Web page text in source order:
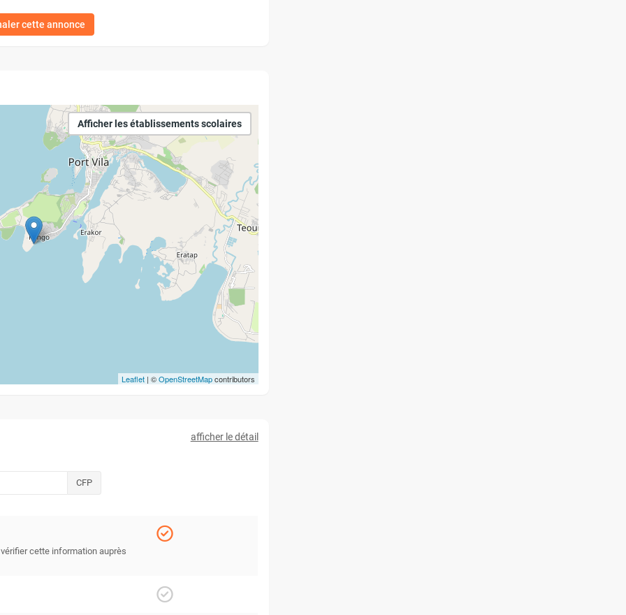
cette annonce
Afficher les établissements scolaires
Leaflet| ©OpenStreetMapcontributors
afficher le détail
CFP
cette information auprès